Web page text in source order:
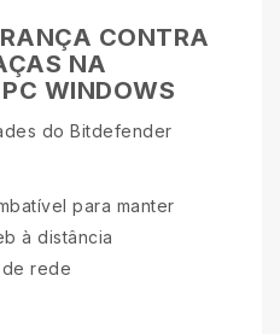
CONTRA
NA
WINDOWS
do Bitdefender
para manter
à distância
rede